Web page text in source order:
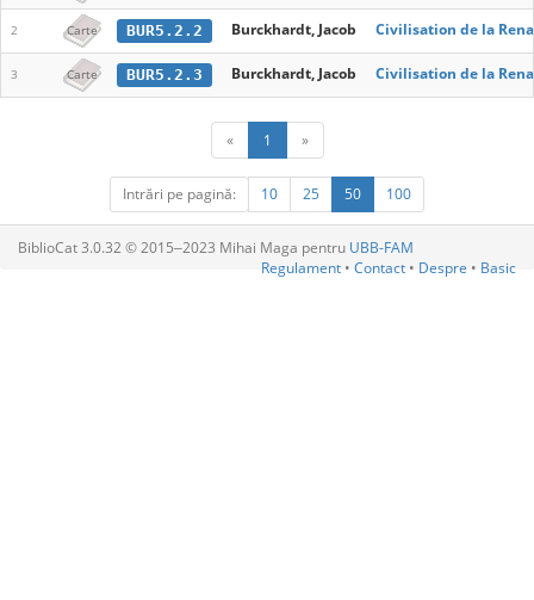
2 Carte BUR5.2.2 Burckhardt, Jacob Civilisation de la
3 Carte BUR5.2.3 Burckhardt, Jacob Civilisation de la
« 1 »
Intrări pe pagină: 10 25 50 100
BiblioCat 3.0.32 © 2015‒2023 Mihai Maga pentru UBB-FAM
Regulament • Contact • Despre • Basic